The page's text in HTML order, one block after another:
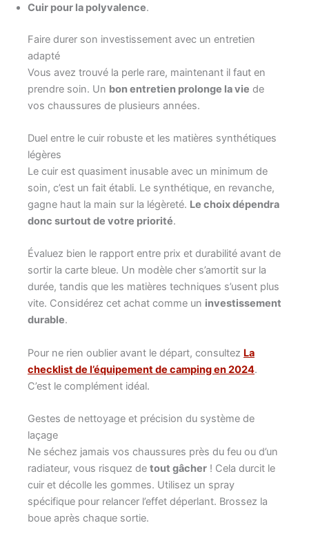
Cuir pour la polyvalence.
Faire durer son investissement avec un entretien
adapté
Vous avez trouvé la perle rare, maintenant il faut en
prendre soin. Un bon entretien prolonge la vie de
vos chaussures de plusieurs années.
Duel entre le cuir robuste et les matières synthétiques
légères
Le cuir est quasiment inusable avec un minimum de
soin, c’est un fait établi. Le synthétique, en revanche,
gagne haut la main sur la légèreté. Le choix dépendra
donc surtout de votre priorité.
Évaluez bien le rapport entre prix et durabilité avant de
sortir la carte bleue. Un modèle cher s’amortit sur la
durée, tandis que les matières techniques s’usent plus
vite. Considérez cet achat comme un investissement
durable.
Pour ne rien oublier avant le départ, consultez La
checklist de l’équipement de camping en 2024.
C’est le complément idéal.
Gestes de nettoyage et précision du système de
laçage
Ne séchez jamais vos chaussures près du feu ou d’un
radiateur, vous risquez de tout gâcher ! Cela durcit le
cuir et décolle les gommes. Utilisez un spray
spécifique pour relancer l’effet déperlant. Brossez la
boue après chaque sortie.